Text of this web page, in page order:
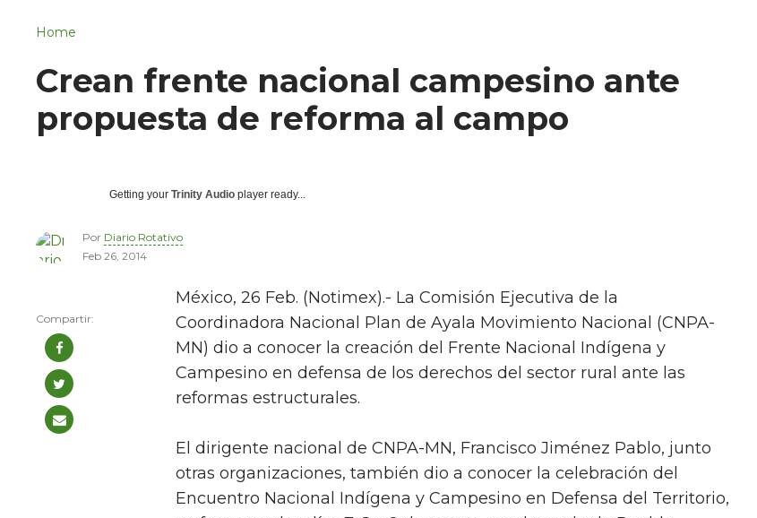
Home
Crean frente nacional campesino ante
propuesta de reforma al campo
Getting your Trinity Audio player ready...
Por Diario Rotativo
Feb 26, 2014
México, 26 Feb. (Notimex).- La Comisión Ejecutiva de la
Coordinadora Nacional Plan de Ayala Movimiento Nacional (CNPA-
MN) dio a conocer la creación del Frente Nacional Indígena y
Campesino en defensa de los derechos del sector rural ante las
reformas estructurales.
El dirigente nacional de CNPA-MN, Francisco Jiménez Pablo, junto
otras organizaciones, también dio a conocer la celebración del
Encuentro Nacional Indígena y Campesino en Defensa del Territorio,